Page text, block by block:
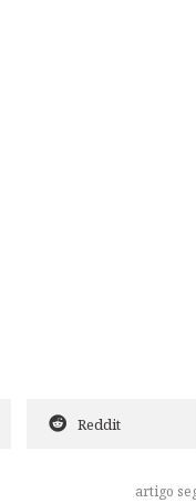
Reddit
artigo